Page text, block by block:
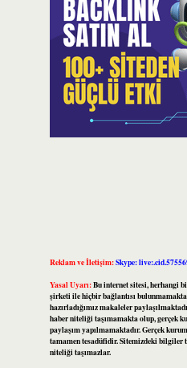
Reklam ve İletişim:Skype:
Yasal Uyarı:Bu internet sitesi, herhangi
şirketi ile hiçbir bağlantısı
hazırladığımız makaleler
haber niteliği taşımamakta olup, gerçek
paylaşım yapılmamaktadır. Gerçek
tamamen tesadüfidir. Sitemizdeki bilgiler
niteliği taşımazlar.